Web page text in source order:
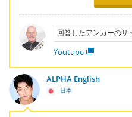
回答したアンカーのサ
Youtube
ALPHA English
日本